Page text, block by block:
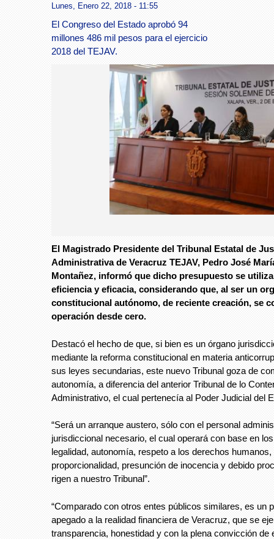
Lunes, Enero 22, 2018 - 11:55
El Congreso del Estado aprobó 94
millones 486 mil pesos para el ejercicio
2018 del TEJAV.
El Magistrado Presidente del Tribunal Estatal de
Administrativa de Veracruz TEJAV, Pedro José
Montañez, informó que dicho presupuesto se
eficiencia y eficacia, considerando que, al ser un
constitucional autónomo, de reciente creación, se
operación desde cero.
Destacó el hecho de que, si bien es un órgano
mediante la reforma constitucional en materia
sus leyes secundarias, este nuevo Tribunal goza de
autonomía, a diferencia del anterior Tribunal de lo
Administrativo, el cual pertenecía al Poder Judicial del
“Será un arranque austero, sólo con el personal
jurisdiccional necesario, el cual operará con base en
legalidad, autonomía, respeto a los derechos humanos,
proporcionalidad, presunción de inocencia y debido
rigen a nuestro Tribunal”.
“Comparado con otros entes públicos similares, es un
apegado a la realidad financiera de Veracruz, que se
transparencia, honestidad y con la plena convicción de